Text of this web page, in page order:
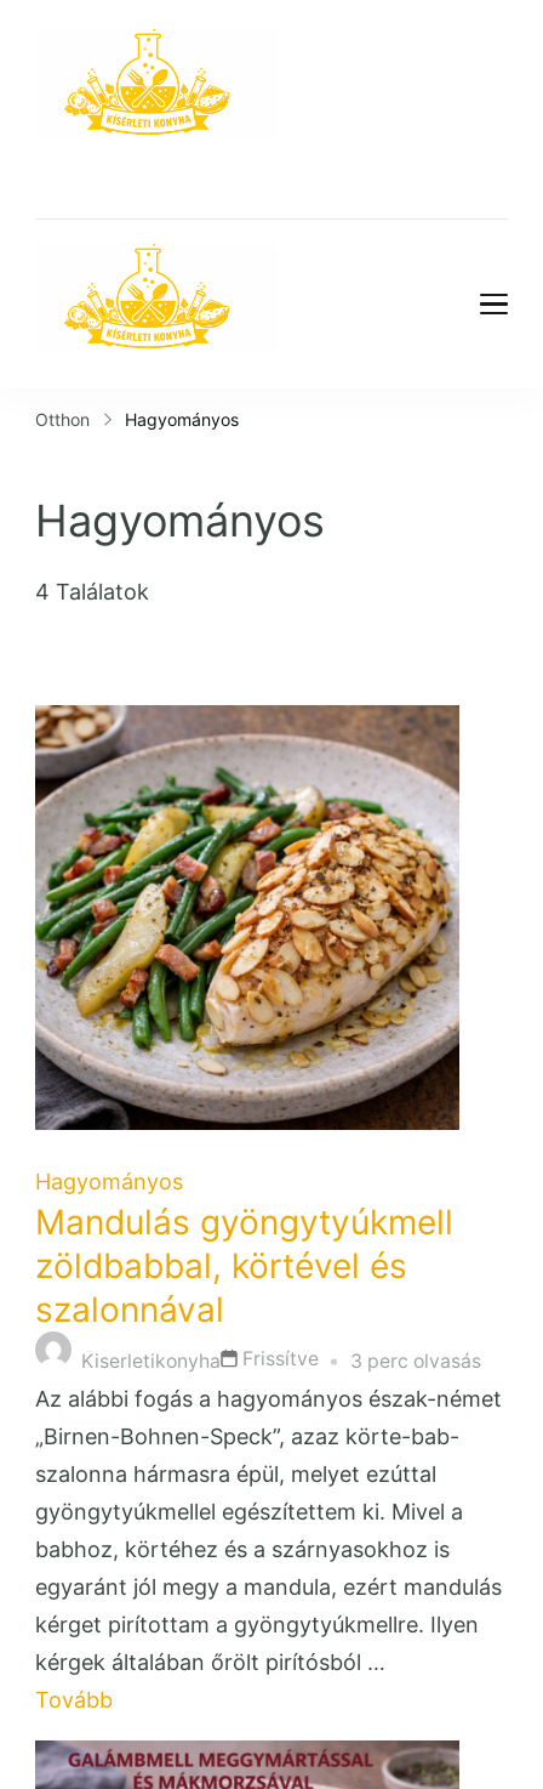
Otthon Hagyományos
Hagyományos
4 Találatok
Hagyományos
Mandulás gyöngytyúkmell
zöldbabbal, körtével és
szalonnával
Kiserletikonyha Frissítve 3 perc olvasás
Az alábbi fogás a hagyományos észak-német
„Birnen-Bohnen-Speck”, azaz körte-bab-
szalonna hármasra épül, melyet ezúttal
gyöngytyúkmellel egészítettem ki. Mivel a
babhoz, körtéhez és a szárnyasokhoz is
egyaránt jól megy a mandula, ezért mandulás
kérget pirítottam a gyöngytyúkmellre. Ilyen
kérgek általában őrölt pirítósból …
Tovább